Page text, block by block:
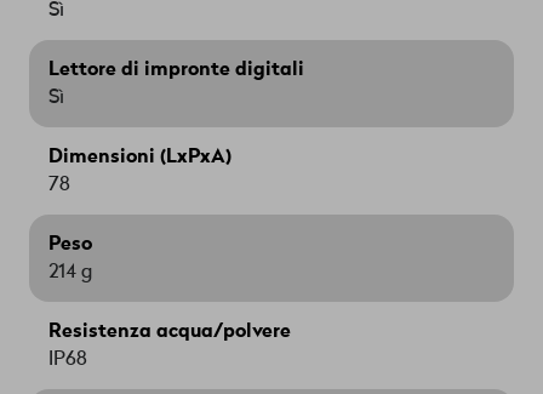
Sì
Lettore di impronte digitali
Sì
Dimensioni (LxPxA)
78
Peso
214 g
Resistenza acqua/polvere
IP68